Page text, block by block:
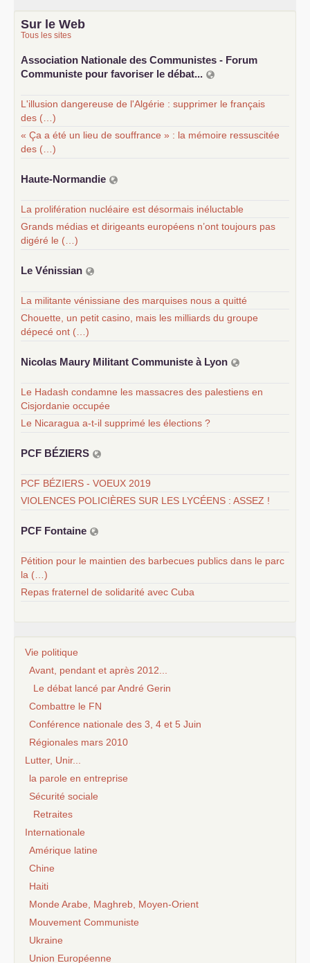
Sur le Web
Tous les sites
Association Nationale des Communistes - Forum
Communiste pour favoriser le débat...
L'illusion dangereuse de l'Algérie : supprimer le français
des (…)
« Ça a été un lieu de souffrance » : la mémoire ressuscitée
des (…)
Haute-Normandie
La prolifération nucléaire est désormais inéluctable
Grands médias et dirigeants européens n’ont toujours pas
digéré le (…)
Le Vénissian
La militante vénissiane des marquises nous a quitté
Chouette, un petit casino, mais les milliards du groupe
dépecé ont (…)
Nicolas Maury Militant Communiste à Lyon
Le Hadash condamne les massacres des palestiens en
Cisjordanie occupée
Le Nicaragua a-t-il supprimé les élections ?
PCF BÉZIERS
PCF BÉZIERS - VOEUX 2019
VIOLENCES POLICIÈRES SUR LES LYCÉENS : ASSEZ !
PCF Fontaine
Pétition pour le maintien des barbecues publics dans le parc
la (…)
Repas fraternel de solidarité avec Cuba
Vie politique
Avant, pendant et après 2012...
Le débat lancé par André Gerin
Combattre le FN
Conférence nationale des 3, 4 et 5 Juin
Régionales mars 2010
Lutter, Unir...
la parole en entreprise
Sécurité sociale
Retraites
Internationale
Amérique latine
Chine
Haiti
Monde Arabe, Maghreb, Moyen-Orient
Mouvement Communiste
Ukraine
Union Européenne